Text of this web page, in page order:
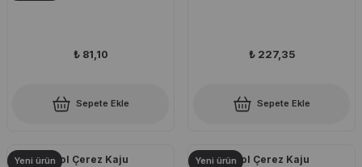
₺ 81,10
Sepete Ekle
₺ 227,35
Sepete Ekle
Yeni ürünBol Çerez Kaju Yeni ürünBol Çerez Kaju